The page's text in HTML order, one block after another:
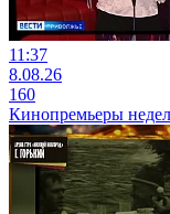
11:37
8.08.26
160
Кинопремьеры